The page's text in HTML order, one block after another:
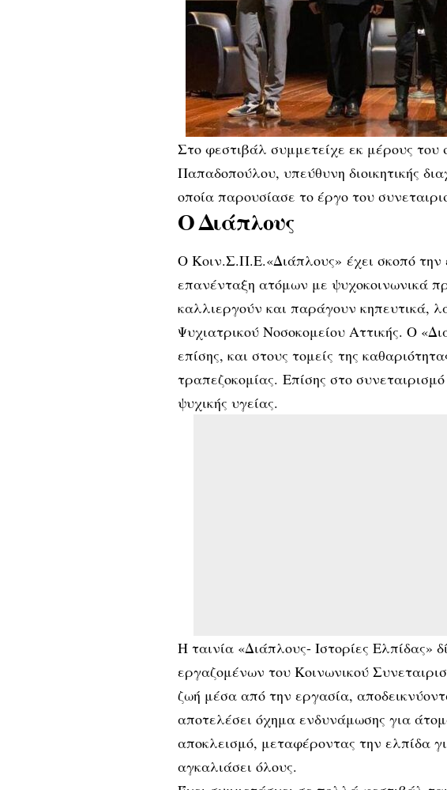
Στο φεστιβάλ συμμετείχε εκ μέρους
Παπαδοπούλου, υπεύθυνη διοικητικής
οποία παρουσίασε το έργο του
Ο Διάπλους
Ο Κοιν.Σ.Π.Ε.«Διάπλους» έχει σκοπό την
επανένταξη ατόμων με ψυχοκοινωνικά
καλλιεργούν και παράγουν κηπευτικά,
Ψυχιατρικού Νοσοκομείου Αττικής. Ο
επίσης, και στους τομείς της
τραπεζοκομίας. Επίσης στο
ψυχικής υγείας.
Η ταινία «Διάπλους- Ιστορίες Ελπίδας»
εργαζομένων του Κοινωνικού
ζωή μέσα από την εργασία,
αποτελέσει όχημα ενδυνάμωσης για
αποκλεισμό, μεταφέροντας την ελπίδα
αγκαλιάσει όλους.